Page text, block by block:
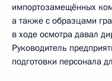
импортозамещённых
а также с образцами
в ходе осмотра давал
Руководитель
подготовки персонала